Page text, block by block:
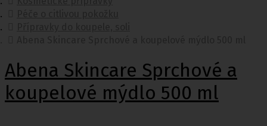
Abena Skincare Sprchové a
koupelové mýdlo 500 ml